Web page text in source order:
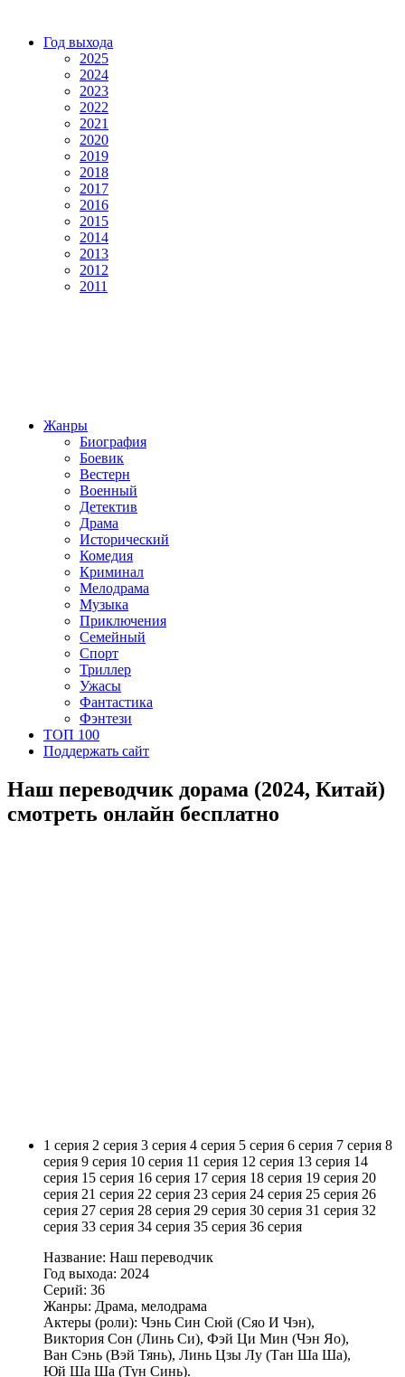
Год выхода
2025
2024
2023
2022
2021
2020
2019
2018
2017
2016
2015
2014
2013
2012
2011
Жанры
Биография
Боевик
Вестерн
Военный
Детектив
Драма
Исторический
Комедия
Криминал
Мелодрама
Музыка
Приключения
Семейный
Спорт
Триллер
Ужасы
Фантастика
Фэнтези
ТОП 100
Поддержать сайт
Наш переводчик дорама (2024, Китай)
смотреть онлайн бесплатно
1 серия 2 серия 3 серия 4 серия 5 серия 6 серия 7 серия 8
серия 9 серия 10 серия 11 серия 12 серия 13 серия 14
серия 15 серия 16 серия 17 серия 18 серия 19 серия 20
серия 21 серия 22 серия 23 серия 24 серия 25 серия 26
серия 27 серия 28 серия 29 серия 30 серия 31 серия 32
серия 33 серия 34 серия 35 серия 36 серия
Название: Наш переводчик
Год выхода: 2024
Серий: 36
Жанры: Драма, мелодрама
Актеры (роли): Чэнь Син Сюй (Сяо И Чэн),
Виктория Сон (Линь Си), Фэй Ци Мин (Чэн Яо),
Ван Сэнь (Вэй Тянь), Линь Цзы Лу (Тан Ша Ша),
Юй Ша Ша (Тун Синь).